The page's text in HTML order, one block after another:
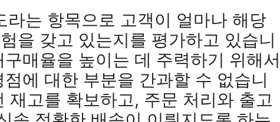
라는 항목으로 고객이 얼마나 해당
을 갖고 있는지를 평가하고 있습니
매율을 높이는 데 주력하기 위해서
에 대한 부분을 간과할 수 없습니
재고를 확보하고, 주문 처리와 출고